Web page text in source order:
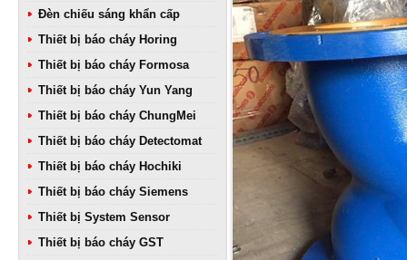
Đèn chiếu sáng khẩn cấp
Thiết bị báo cháy Horing
Thiết bị báo cháy Formosa
Thiết bị báo cháy Yun Yang
Thiết bị báo cháy ChungMei
Thiết bị báo cháy Detectomat
Thiết bị báo cháy Hochiki
Thiết bị báo cháy Siemens
Thiết bị System Sensor
Thiết bị báo cháy GST